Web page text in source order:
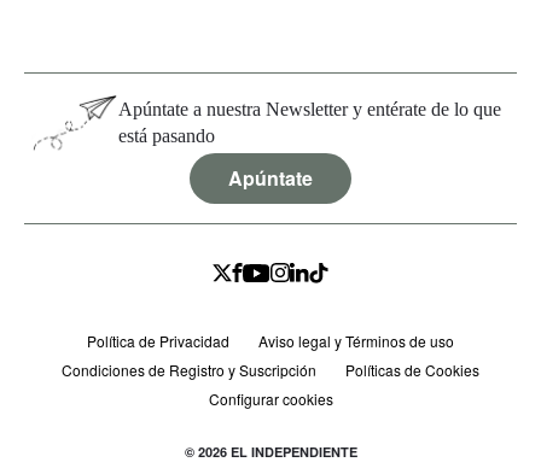
Apúntate a nuestra Newsletter y entérate de lo que
está pasando
Apúntate
Política de Privacidad
Aviso legal y Términos de uso
Condiciones de Registro y Suscripción
Políticas de Cookies
Configurar cookies
© 2026 EL INDEPENDIENTE